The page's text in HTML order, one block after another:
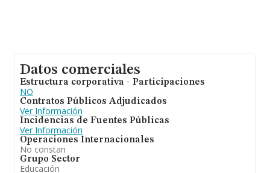
Datos comerciales
Estructura corporativa - Participaciones
NO
Contratos Públicos Adjudicados
Ver Información
Incidencias de Fuentes Públicas
Ver Información
Operaciones Internacionales
No constan
Grupo Sector
Educación